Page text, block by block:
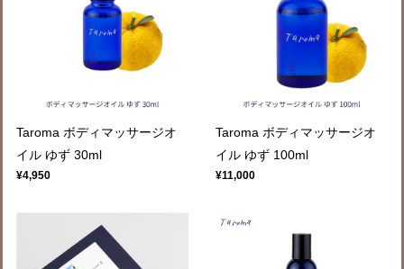
Taroma ボディマッサージオ
イル ゆず 30ml
¥4,950
Taroma ボディマッサージオ
イル ゆず 100ml
¥11,000